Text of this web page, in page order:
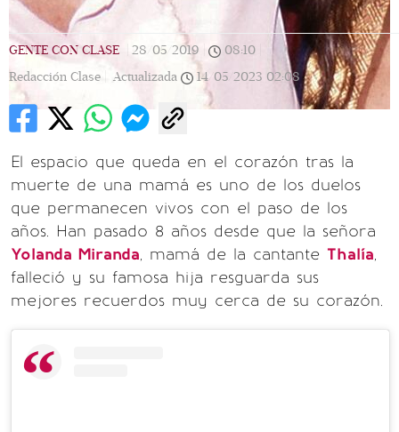
GENTE CON CLASE 28/05/2019 08:10
Redacción Clase |
Actualizada 14/05/2023 02:08
El espacio que queda en el corazón tras la
muerte de una mamá es uno de los duelos
que permanecen vivos con el paso de los
años. Han pasado 8 años desde que la señora
Yolanda Miranda, mamá de la cantante Thalía,
falleció y su famosa hija resguarda sus
mejores recuerdos muy cerca de su corazón.